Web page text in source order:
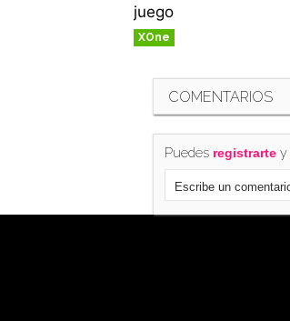
juego
XOne
COMENTARIOS
Puedes registrartey